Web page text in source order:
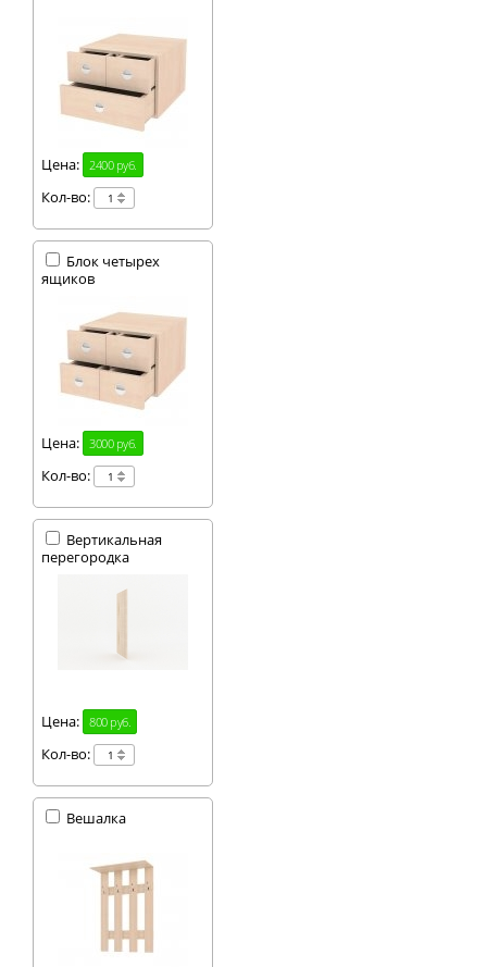
Цена: 2400 руб.
Кол-во:
Блок четырех
ящиков
Цена: 3000 руб.
Кол-во:
Вертикальная
перегородка
Цена: 800 руб.
Кол-во:
Вешалка